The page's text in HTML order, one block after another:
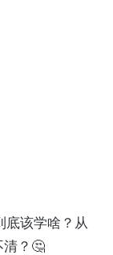
底该学啥？从
清？🤔